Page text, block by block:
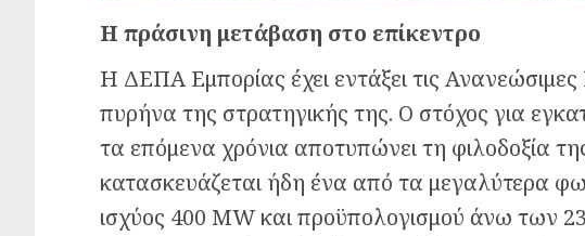
Η πράσινη μετάβαση στο επίκεντρο
Η ΔΕΠΑ Εμπορίας έχει εντάξει τις
πυρήνα της στρατηγικής της. Ο στόχος για
τα επόμενα χρόνια αποτυπώνει τη φιλοδοξία
κατασκευάζεται ήδη ένα από τα μεγαλύτερα
ισχύος 400 MW και προϋπολογισμού άνω των